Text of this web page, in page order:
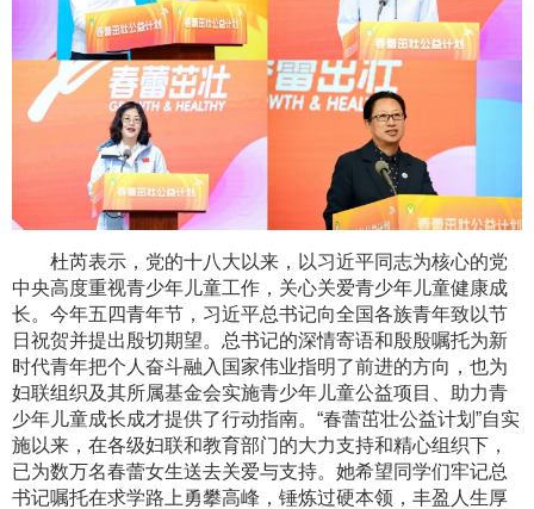
杜芮表示，党的十八大以来，以习近平同志为核心的党
中央高度重视青少年儿童工作，关心关爱青少年儿童健康成
长。今年五四青年节，习近平总书记向全国各族青年致以节
日祝贺并提出殷切期望。总书记的深情寄语和殷殷嘱托为新
时代青年把个人奋斗融入国家伟业指明了前进的方向，也为
妇联组织及其所属基金会实施青少年儿童公益项目、助力青
少年儿童成长成才提供了行动指南。“春蕾茁壮公益计划”自实
施以来，在各级妇联和教育部门的大力支持和精心组织下，
已为数万名春蕾女生送去关爱与支持。她希望同学们牢记总
书记嘱托在求学路上勇攀高峰，锤炼过硬本领，丰盈人生厚